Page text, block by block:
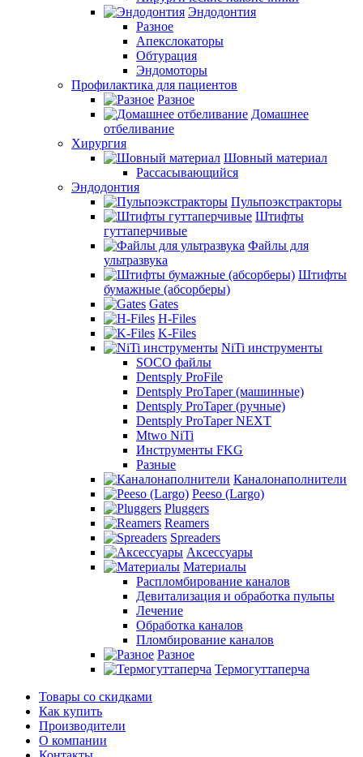
Эндодонтия
Разное
Апекслокаторы
Обтурация
Эндомоторы
Профилактика для пациентов
Разное
Домашнее
отбеливание
Хирургия
Шовный материал
Рассасывающийся
Эндодонтия
Пульпоэкстракторы
Штифты
гуттаперчивые
Файлы для
ультразвука
Штифты
бумажные (абсорберы)
Gates
H-Files
K-Files
NiTi инструменты
SOCO файлы
Dentsply ProFile
Dentsply ProTaper (машинные)
Dentsply ProTaper (ручные)
Dentsply ProTaper NEXT
Mtwo NiTi
Инструменты FKG
Разные
Каналонаполнители
Peeso (Largo)
Pluggers
Reamers
Spreaders
Аксессуары
Материалы
Распломбирование каналов
Девитализация и обработка пульпы
Лечение
Обработка каналов
Пломбирование каналов
Разное
Термогуттаперча
Товары со скидками
Как купить
Производители
О компании